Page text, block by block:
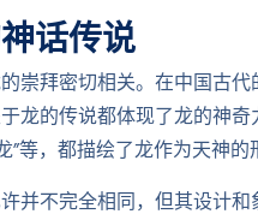
话传说
崇拜密切相关。在中国古
龙的传说都体现了龙的神
等，都描绘了龙作为天神的
并不完全相同，但其设计